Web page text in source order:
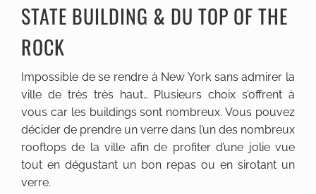
STATE BUILDING & DU TOP OF THE
ROCK
Impossible de se rendre à New York sans admirer la
ville de très très haut… Plusieurs choix s’offrent à
vous car les buildings sont nombreux. Vous pouvez
décider de prendre un verre dans l’un des nombreux
rooftops de la ville afin de profiter d’une jolie vue
tout en dégustant un bon repas ou en sirotant un
verre.